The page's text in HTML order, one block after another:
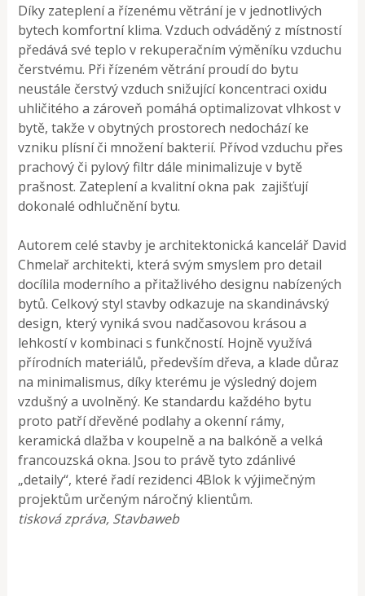
Díky zateplení a řízenému větrání je v jednotlivých
bytech komfortní klima. Vzduch odváděný z místností
předává své teplo v rekuperačním výměníku vzduchu
čerstvému. Při řízeném větrání proudí do bytu
neustále čerstvý vzduch snižující koncentraci oxidu
uhličitého a zároveň pomáhá optimalizovat vlhkost v
bytě, takže v obytných prostorech nedochází ke
vzniku plísní či množení bakterií. Přívod vzduchu přes
prachový či pylový filtr dále minimalizuje v bytě
prašnost. Zateplení a kvalitní okna pak zajišťují
dokonalé odhlučnění bytu.
Autorem celé stavby je architektonická kancelář David
Chmelař architekti, která svým smyslem pro detail
docílila moderního a přitažlivého designu nabízených
bytů. Celkový styl stavby odkazuje na skandinávský
design, který vyniká svou nadčasovou krásou a
lehkostí v kombinaci s funkčností. Hojně využívá
přírodních materiálů, především dřeva, a klade důraz
na minimalismus, díky kterému je výsledný dojem
vzdušný a uvolněný. Ke standardu každého bytu
proto patří dřevěné podlahy a okenní rámy,
keramická dlažba v koupelně a na balkóně a velká
francouzská okna. Jsou to právě tyto zdánlivé
„detaily“, které řadí rezidenci 4Blok k výjimečným
projektům určeným náročný klientům.
tisková zpráva, Stavbaweb